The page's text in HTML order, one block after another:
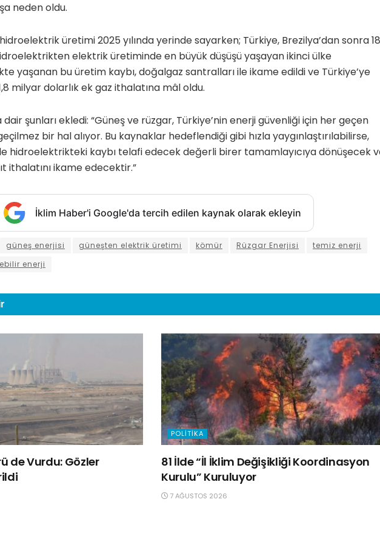
neden oldu.
üretimi 2025 yılında yerinde sayarken; Türkiye, Brezilya’dan sonra 18
elektrik üretiminde en büyük düşüşü yaşayan ikinci ülke
yaşanan bu üretim kaybı, doğalgaz santralları ile ikame edildi ve Türkiye’ye
milyar dolarlık ek gaz ithalatına mâl oldu.
şunları ekledi: “Güneş ve rüzgar, Türkiye’nin enerji güvenliği için her geçen
bir hal alıyor. Bu kaynaklar hedeflendiği gibi hızla yaygınlaştırılabilirse,
hidroelektrikteki kaybı telafi edecek değerli birer tamamlayıcıya dönüşecek
ithalatını ikame edecektir.”
İklim Haber'i Google'da tercih edilen kaynak olarak ekleyin
güneş enerjisi güneşten elektrik üretimi kömür Rüzgar Enerjisi
temiz enerji
enerji
de Vurdu: Gözler
POLITIKA
81 İlde “İl İklim Değişikliği Koordinasyon
Kurulu” Kuruluyor
7 AĞUSTOS 2026